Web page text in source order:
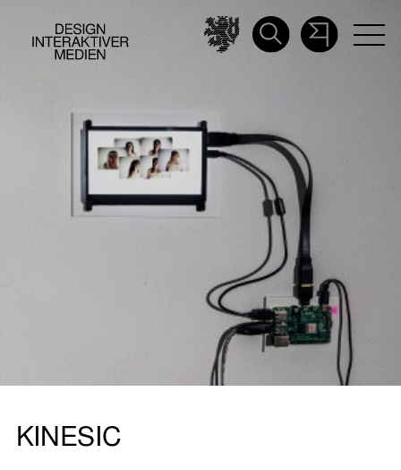
KINESIC